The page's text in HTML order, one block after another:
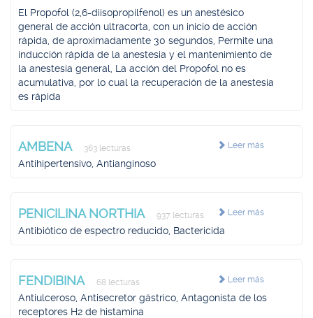
El Propofol (2,6-diisopropilfenol) es un anestésico
general de acción ultracorta, con un inicio de acción
rápida, de aproximadamente 30 segundos, Permite una
inducción rápida de la anestesia y el mantenimiento de
la anestesia general, La acción del Propofol no es
acumulativa, por lo cual la recuperación de la anestesia
es rápida
Leer más
AMBENA 363 lecturas
Antihipertensivo, Antianginoso
Leer más
PENICILINA NORTHIA 937 lecturas
Antibiótico de espectro reducido, Bactericida
Leer más
FENDIBINA 68 lecturas
Antiulceroso, Antisecretor gástrico, Antagonista de los
receptores H2 de histamina